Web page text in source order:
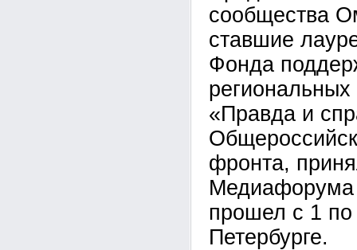
сообщества
ставшие
Фонда
«Правда и
фронта,
прошел с 1 по
Петербурге.